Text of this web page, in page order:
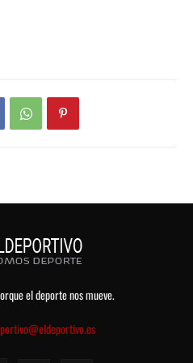
el deporte nos mueve.